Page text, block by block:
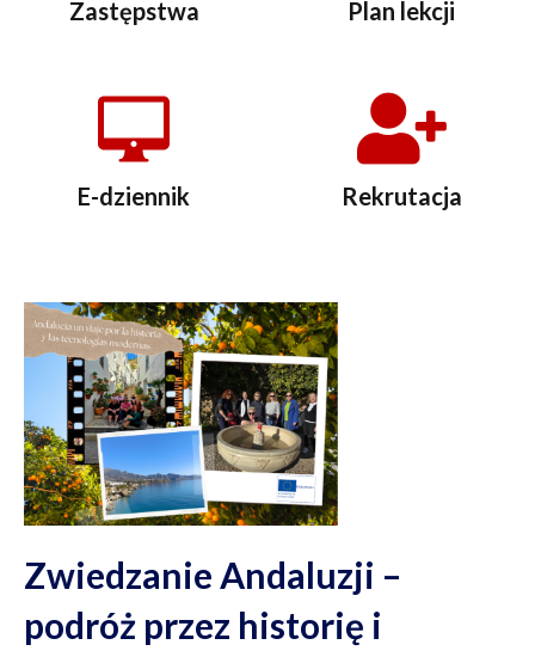
Zastępstwa Plan lekcji
E-dziennik Rekrutacja
Zwiedzanie Andaluzji –
podróż przez historię i